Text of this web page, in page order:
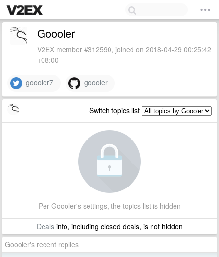
Goooler
V2EX member #312590, joined on 2018-04-29 00:25:42
+08:00
goooler7 goooler
Switch topics list
Per Goooler's settings, the topics list is hidden
Dealsinfo, including closed deals, is not hidden
Goooler's recent replies